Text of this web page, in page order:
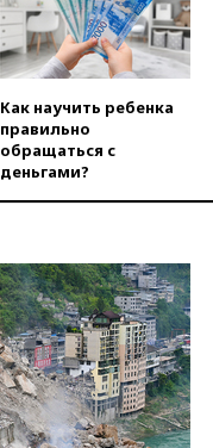
Как научить ребенка
правильно
обращаться с
деньгами?